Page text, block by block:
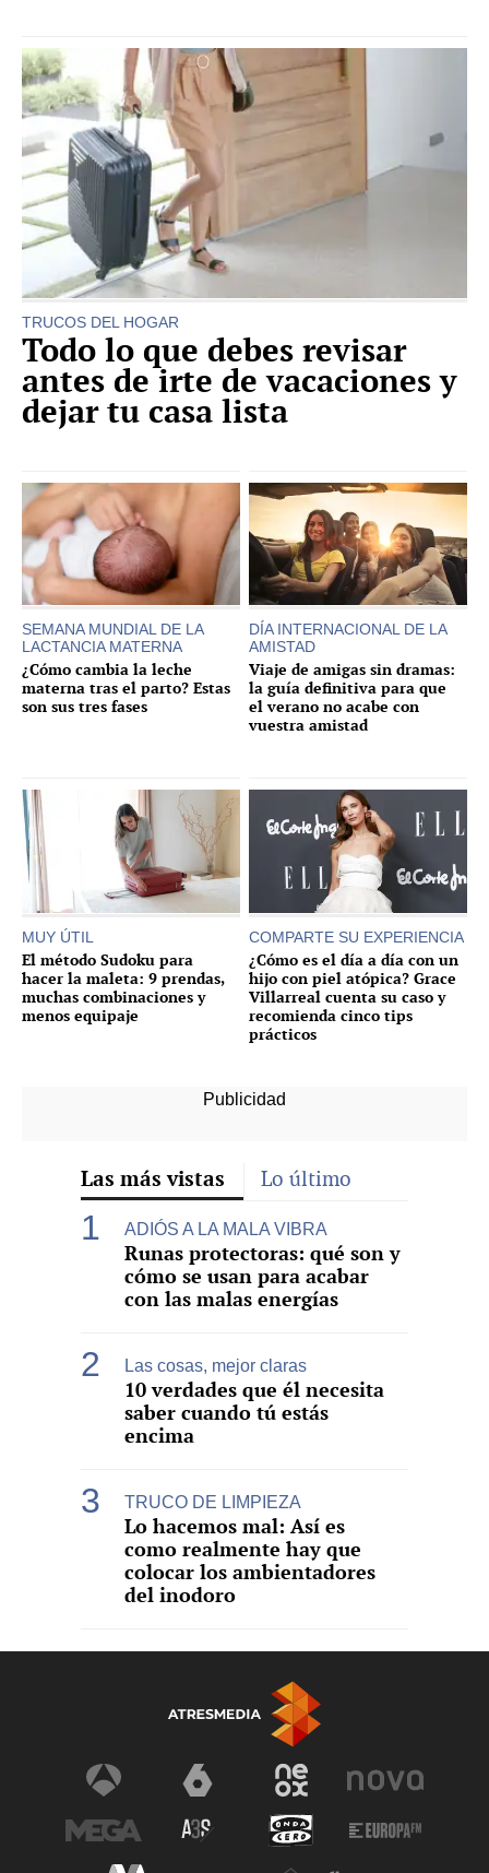
TRUCOS DEL HOGAR
Todo lo que debes revisar
antes de irte de vacaciones y
dejar tu casa lista
SEMANA MUNDIAL DE LA
LACTANCIA MATERNA
¿Cómo cambia la leche
materna tras el parto? Estas
son sus tres fases
DÍA INTERNACIONAL DE LA
AMISTAD
Viaje de amigas sin dramas:
la guía definitiva para que
el verano no acabe con
vuestra amistad
MUY ÚTIL
El método Sudoku para
hacer la maleta: 9 prendas,
muchas combinaciones y
menos equipaje
COMPARTE SU EXPERIENCIA
¿Cómo es el día a día con un
hijo con piel atópica? Grace
Villarreal cuenta su caso y
recomienda cinco tips
prácticos
Las más vistas Lo último
ADIÓS A LA MALA VIBRA
Runas protectoras: qué son y
cómo se usan para acabar
con las malas energías
Las cosas, mejor claras
10 verdades que él necesita
saber cuando tú estás
encima
TRUCO DE LIMPIEZA
Lo hacemos mal: Así es
como realmente hay que
colocar los ambientadores
del inodoro